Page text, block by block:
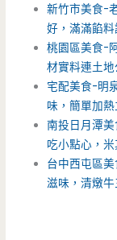
新竹市美食-
好，滿滿餡料
桃園區美食-
材實料連土
宅配美食-明
味，簡單加熱
南投日月潭
吃小點心，
台中西屯區
滋味，清燉牛